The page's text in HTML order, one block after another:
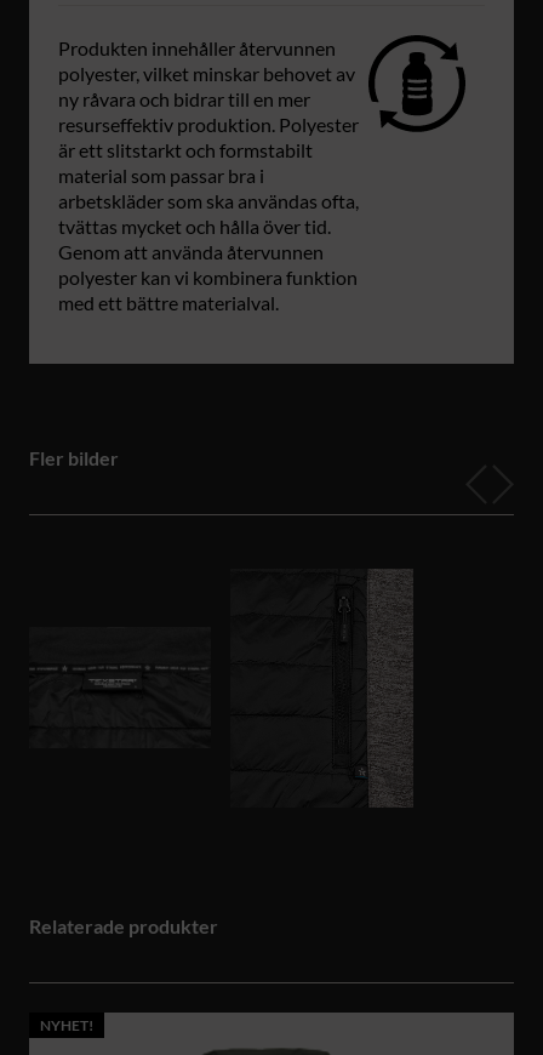
Produkten innehåller återvunnen
polyester, vilket minskar behovet av
ny råvara och bidrar till en mer
resurseffektiv produktion. Polyester
är ett slitstarkt och formstabilt
material som passar bra i
arbetskläder som ska användas ofta,
tvättas mycket och hålla över tid.
Genom att använda återvunnen
polyester kan vi kombinera funktion
med ett bättre materialval.
Fler bilder
Relaterade produkter
NYHET!